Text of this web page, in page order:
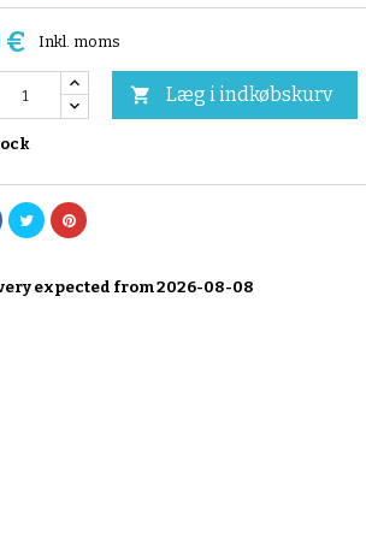
€ Inkl. moms
 Læg i indkøbskurv
expected from 2026-08-08